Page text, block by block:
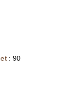
: 90